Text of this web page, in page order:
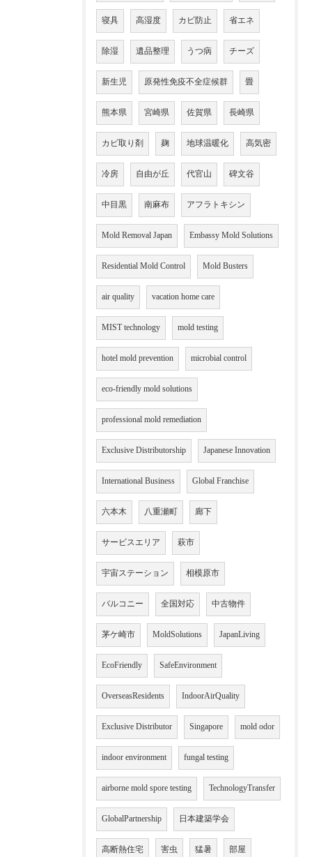
寝具 高湿度 カビ防止 省エネ
除湿 遺品整理 うつ病 チーズ
新生児 原発性免疫不全症候群 畳
熊本県 宮崎県 佐賀県 長崎県
カビ取り剤 麹 地球温暖化 高気密
冷房 自由が丘 代官山 碑文谷
中目黒 南麻布 アフラトキシン
Mold Removal Japan Embassy Mold Solutions
Residential Mold Control Mold Busters
air quality vacation home care
MIST technology mold testing
hotel mold prevention microbial control
eco-friendly mold solutions
professional mold remediation
Exclusive Distributorship Japanese Innovation
International Business Global Franchise
六本木 八重瀬町 廊下
サービスエリア 萩市
宇宙ステーション 相模原市
バルコニー 全国対応 中古物件
茅ケ崎市 MoldSolutions JapanLiving
EcoFriendly SafeEnvironment
OverseasResidents IndoorAirQuality
Exclusive Distributor Singapore mold odor
indoor environment fungal testing
airborne mold spore testing TechnologyTransfer
GlobalPartnership 日本建築学会
高断熱住宅 害虫 猛暑 部屋